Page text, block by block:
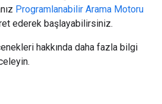
Programlanabilir Arama Motoru
ederek başlayabilirsiniz.
hakkında daha fazla bilgi